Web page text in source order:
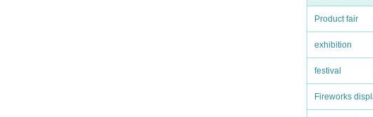
Product fair
exhibition
festival
Fireworks